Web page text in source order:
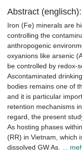
Abstract (englisch):
Iron (Fe) minerals are
controlling the
anthropogenic
oxyanions like arsenic
be controlled by redox-
Ascontaminated
bodies remains one of
and it is particular
retention mechanisms
regard, the present
As hosting phases
(RR) in Vietnam, which
dissolved GW As.
...